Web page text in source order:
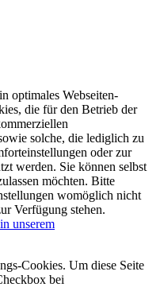
optimales Webseiten-
die für den Betrieb der
solche, die lediglich zu
oder zur
werden. Sie können selbst
möchten. Bitte
womöglich nicht
Verfügung stehen.
unserem
Cookies. Um diese Seite
bei